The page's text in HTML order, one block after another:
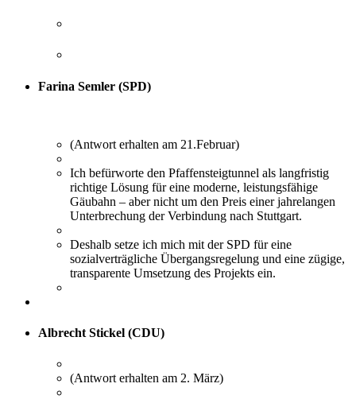
Farina Semler (SPD)
(Antwort erhalten am 21.Februar)
Ich befürworte den Pfaffensteigtunnel als langfristig
richtige Lösung für eine moderne, leistungsfähige
Gäubahn – aber nicht um den Preis einer jahrelangen
Unterbrechung der Verbindung nach Stuttgart.
Deshalb setze ich mich mit der SPD für eine
sozialverträgliche Übergangsregelung und eine zügige,
transparente Umsetzung des Projekts ein.
Albrecht Stickel (CDU)
(Antwort erhalten am 2. März)